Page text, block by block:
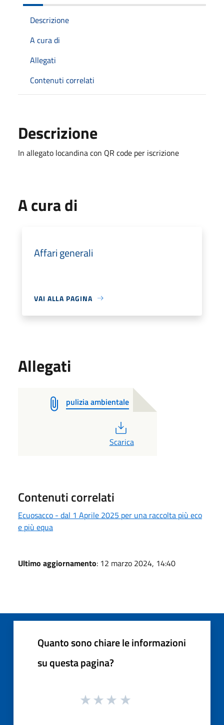
Descrizione
A cura di
Allegati
Contenuti correlati
Descrizione
In allegato locandina con QR code per iscrizione
A cura di
Affari generali
VAI ALLA PAGINA
Allegati
pulizia ambientale
Scarica
Contenuti correlati
Ecuosacco - dal 1 Aprile 2025 per una raccolta più eco
e più equa
Ultimo aggiornamento: 12 marzo 2024, 14:40
Quanto sono chiare le informazioni
su questa pagina?